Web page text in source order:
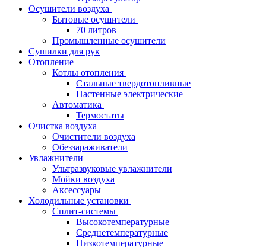
Осушители воздуха
Бытовые осушители
70 литров
Промышленные осушители
Сушилки для рук
Отопление
Котлы отопления
Стальные твердотопливные
Настенные электрические
Автоматика
Термостаты
Очистка воздуха
Очистители воздуха
Обеззараживатели
Увлажнители
Ультразвуковые увлажнители
Мойки воздуха
Аксессуары
Холодильные установки
Сплит-системы
Высокотемпературные
Среднетемпературные
Низкотемпературные